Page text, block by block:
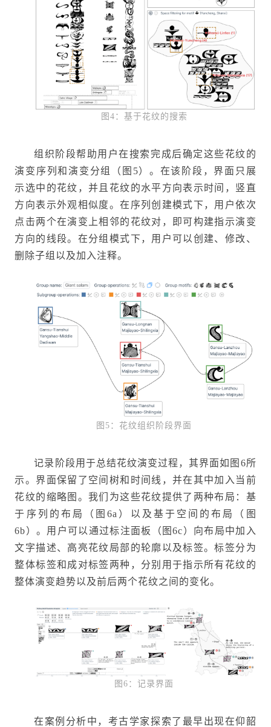
图4：基于花纹的搜索
组织阶段帮助用户在搜索完成后确定这些花纹的
演变序列和演变分组（图5）。在该阶段，界面只展
示选中的花纹，并且花纹的水平方向表示时间，竖直
方向表示外观相似度。在序列创建模式下，用户依次
点击两个在演变上相邻的花纹对，即可构建指示演变
方向的线段。在分组模式下，用户可以创建、修改、
删除子组以及加入注释。
图5：花纹组织阶段界面
记录阶段用于总结花纹演变过程，其界面如图6所
示。界面保留了空间树和时间线，并在其中加入当前
花纹的缩略图。我们为这些花纹提供了两种布局：基
于序列的布局（图6a）以及基于空间的布局（图
6b）。用户可以通过标注面板（图6c）向布局中加入
文字描述、高亮花纹局部的轮廓以及标签。标签分为
整体标签和成对标签两种，分别用于指示所有花纹的
整体演变趋势以及前后两个花纹之间的变化。
图6：记录界面
在案例分析中，考古学家探索了最早出现在仰韶